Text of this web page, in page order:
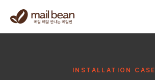
INSTALLATION CASE